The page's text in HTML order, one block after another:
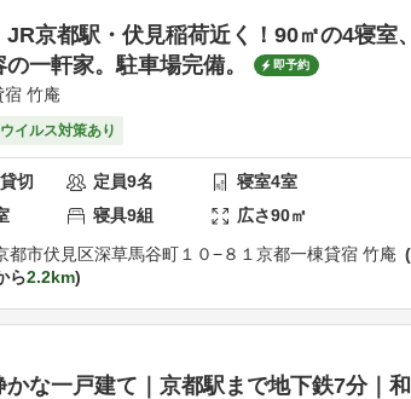
JR京都駅・伏見稲荷近く！90㎡の4寝室、
の一軒家。駐車場完備。
即予約
宿 竹庵
イルス対策あり
切 定員9名 寝室4室
寝具9組 広さ90㎡
都市伏見区深草馬谷町１０−８１ 京都一棟貸宿 竹庵
ら2.2km
かな一戸建て｜京都駅まで地下鉄7分｜和